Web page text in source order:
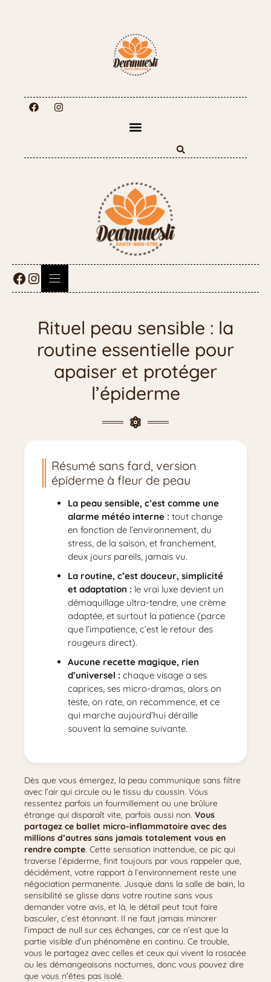
Rituel peau sensible : la
routine essentielle pour
apaiser et protéger
l’épiderme
Résumé sans fard, version
épiderme à fleur de peau
La peau sensible, c’est comme une
alarme météo interne : tout change
en fonction de l’environnement, du
stress, de la saison, et franchement,
deux jours pareils, jamais vu.
La routine, c’est douceur, simplicité
et adaptation : le vrai luxe devient un
démaquillage ultra-tendre, une crème
adaptée, et surtout la patience (parce
que l’impatience, c’est le retour des
rougeurs direct).
Aucune recette magique, rien
d’universel : chaque visage a ses
caprices, ses micro-dramas, alors on
teste, on rate, on recommence, et ce
qui marche aujourd’hui déraille
souvent la semaine suivante.
Dès que vous émergez, la peau communique sans filtre
avec l’air qui circule ou le tissu du coussin. Vous
ressentez parfois un fourmillement ou une brûlure
étrange qui disparaît vite, parfois aussi non. Vous
partagez ce ballet micro-inflammatoire avec des
millions d’autres sans jamais totalement vous en
rendre compte. Cette sensation inattendue, ce pic qui
traverse l’épiderme, finit toujours par vous rappeler que,
décidément, votre rapport à l’environnement reste une
négociation permanente. Jusque dans la salle de bain, la
sensibilité se glisse dans votre routine sans vous
demander votre avis, et là, le détail peut tout faire
basculer, c’est étonnant. Il ne faut jamais minorer
l’impact de null sur ces échanges, car ce n’est que la
partie visible d’un phénomène en continu. Ce trouble,
vous le partagez avec celles et ceux qui vivent la rosacée
ou les démangeaisons nocturnes, donc vous pouvez dire
que vous n’êtes pas isolé.